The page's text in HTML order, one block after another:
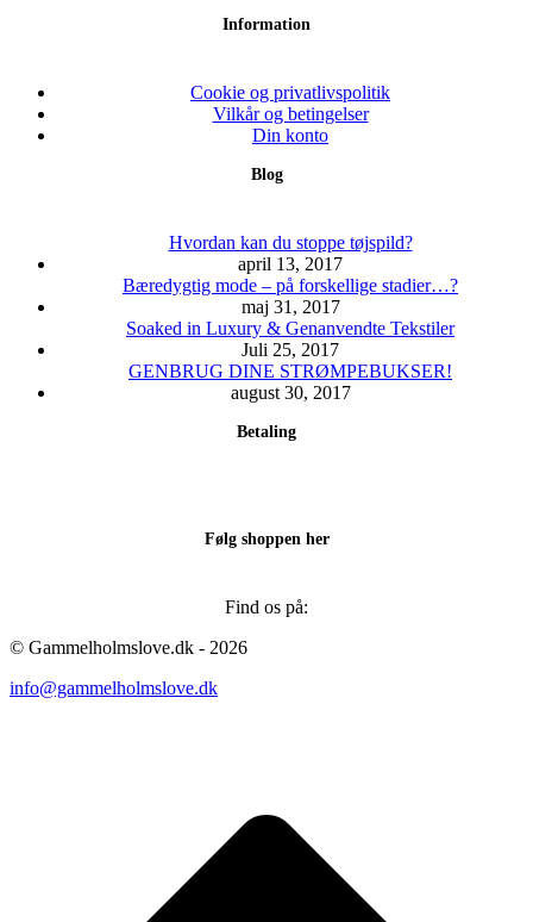
er:
Mulighederne
Information
Cookie og privatlivspolitik
Vilkår og betingelser
Din konto
Blog
Hvordan kan du stoppe tøjspild?
april 13, 2017
Bæredygtig mode – på forskellige stadier…?
maj 31, 2017
Soaked in Luxury & Genanvendte Tekstiler
Juli 25, 2017
GENBRUG DINE STRØMPEBUKSER!
august 30, 2017
Betaling
Følg shoppen her
Find os på:
© Gammelholmslove.dk - 2026
info@gammelholmslove.dk